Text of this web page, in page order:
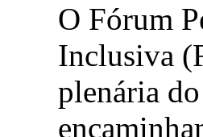
O Fórum
Inclusiva
plenária